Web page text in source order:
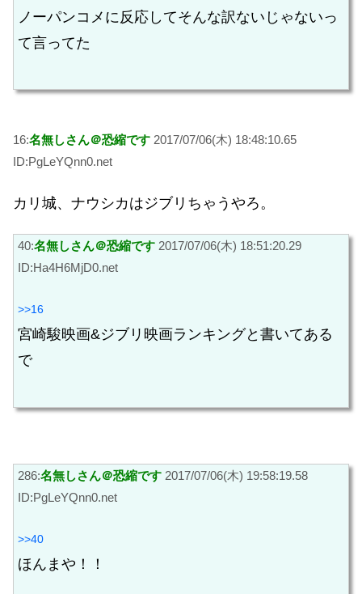
ノーパンコメに反応してそんな訳ないじゃないっ
て言ってた
16:名無しさん＠恐縮です 2017/07/06(木) 18:48:10.65
ID:PgLeYQnn0.net
カリ城、ナウシカはジブリちゃうやろ。
40:名無しさん＠恐縮です 2017/07/06(木) 18:51:20.29
ID:Ha4H6MjD0.net
>>16
宮崎駿映画&ジブリ映画ランキングと書いてある
で
286:名無しさん＠恐縮です 2017/07/06(木) 19:58:19.58
ID:PgLeYQnn0.net
>>40
ほんまや！！